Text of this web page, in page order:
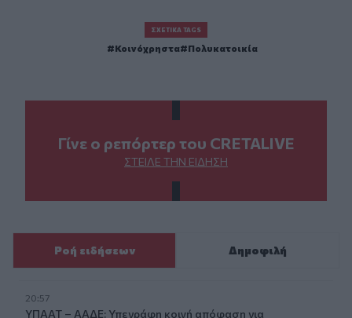
ΣΧΕΤΙΚΆ TAGS
Κοινόχρηστα Πολυκατοικία
Γίνε ο ρεπόρτερ του CRETALIVE
ΣΤΕΊΛΕ ΤΗΝ ΕΊΔΗΣΗ
Ροή ειδήσεων Δημοφιλή
20:57
ΥΠΑΑΤ – ΑΑΔΕ: Υπεγράφη κοινή απόφαση για